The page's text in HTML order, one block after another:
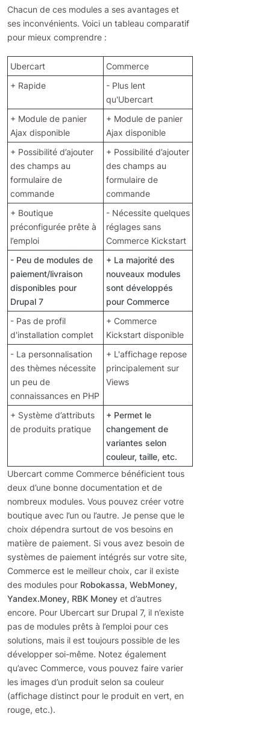
Chacun de ces modules a ses avantages et
ses inconvénients. Voici un tableau comparatif
pour mieux comprendre :
Ubercart
Commerce
+ Rapide
- Plus lent
qu'Ubercart
+ Module de panier
Ajax disponible
+ Module de panier
Ajax disponible
+ Possibilité d’ajouter
des champs au
formulaire de
commande
+ Possibilité d’ajouter
des champs au
formulaire de
commande
+ Boutique
préconfigurée prête à
l’emploi
- Nécessite quelques
réglages sans
Commerce Kickstart
- Peu de modules de
paiement/livraison
disponibles pour
Drupal 7
+ La majorité des
nouveaux modules
sont développés
pour Commerce
- Pas de profil
d'installation complet
+ Commerce
Kickstart disponible
- La personnalisation
des thèmes nécessite
un peu de
connaissances en PHP
+ L'affichage repose
principalement sur
Views
+ Système d’attributs
de produits pratique
+ Permet le
changement de
variantes selon
couleur, taille, etc.
Ubercart comme Commerce bénéficient tous
deux d’une bonne documentation et de
nombreux modules. Vous pouvez créer votre
boutique avec l’un ou l’autre. Je pense que le
choix dépendra surtout de vos besoins en
matière de paiement. Si vous avez besoin de
systèmes de paiement intégrés sur votre site,
Commerce est le meilleur choix, car il existe
des modules pour Robokassa, WebMoney,
Yandex.Money, RBK Money et d’autres
encore. Pour Ubercart sur Drupal 7, il n’existe
pas de modules prêts à l’emploi pour ces
solutions, mais il est toujours possible de les
développer soi-même. Notez également
qu’avec Commerce, vous pouvez faire varier
les images d’un produit selon sa couleur
(affichage distinct pour le produit en vert, en
rouge, etc.).